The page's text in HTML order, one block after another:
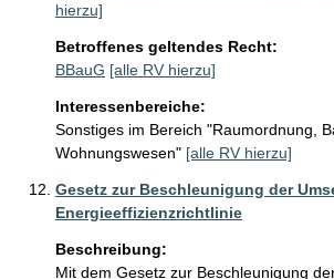
hierzu]
Betroffenes geltendes Recht:
BBauG [alle RV hierzu]
Interessenbereiche:
Sonstiges im Bereich "Raumordnung,
Wohnungswesen" [alle RV hierzu]
Gesetz zur Beschleunigung der
Energieeffizienzrichtlinie
Beschreibung:
Mit dem Gesetz zur Beschleunigung